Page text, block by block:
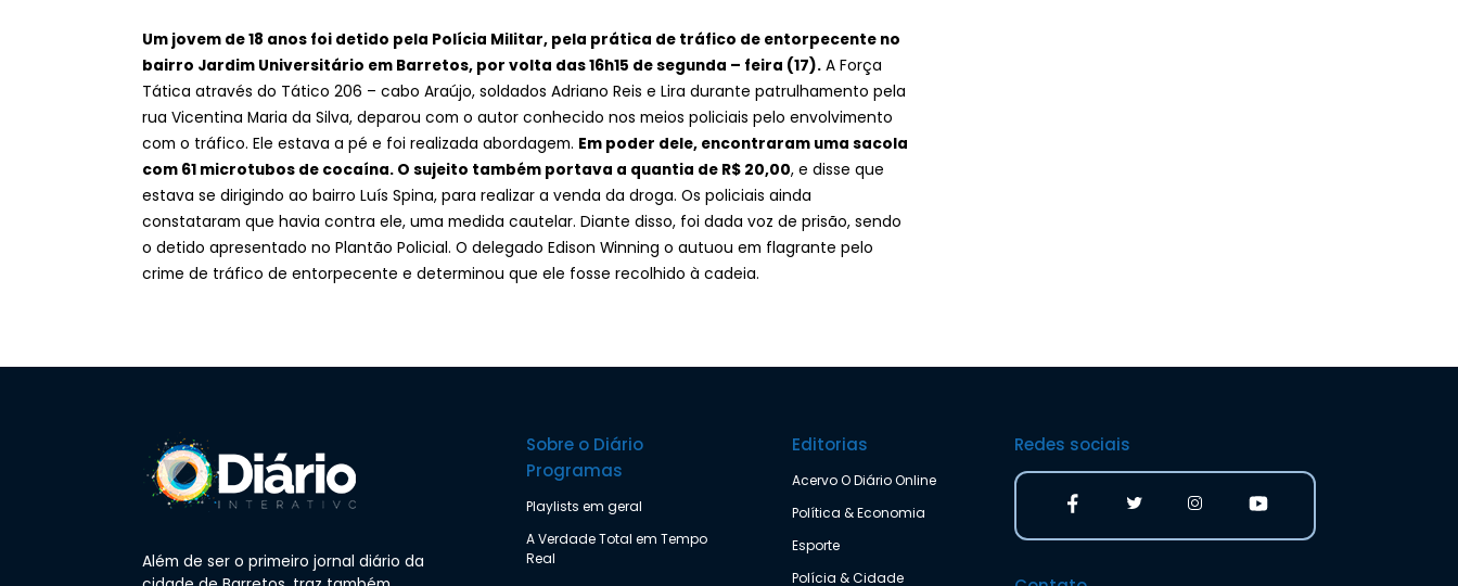
Um jovem de 18 anos foi detido pela Polícia Militar, pela prática de tráfico de entorpecente no
bairro Jardim Universitário em Barretos, por volta das 16h15 de segunda – feira (17).A Força
Tática através do Tático 206 – cabo Araújo, soldados Adriano Reis e Lira durante patrulhamento pela
rua Vicentina Maria da Silva, deparou com o autor conhecido nos meios policiais pelo envolvimento
com o tráfico. Ele estava a pé e foi realizada abordagem. Em poder dele, encontraram uma sacola
com 61 microtubos de cocaína. O sujeito também portava a quantia de R$ 20,00, e disse que
estava se dirigindo ao bairro Luís Spina, para realizar a venda da droga. Os policiais ainda
constataram que havia contra ele, uma medida cautelar. Diante disso, foi dada voz de prisão, sendo
o detido apresentado no Plantão Policial. O delegado Edison Winning o autuou em flagrante pelo
crime de tráfico de entorpecente e determinou que ele fosse recolhido à cadeia.
Além de ser o primeiro jornal diário da
Sobre o Diário
Programas
Playlists em geral
A Verdade Total em Tempo
Real
Editorias
Acervo O Diário Online
Política & Economia
Esporte
Polícia & Cidade
Redes sociais